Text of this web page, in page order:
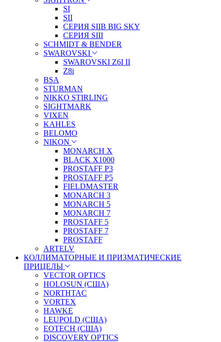
SI
SII
СЕРИЯ SIIB BIG SKY
СЕРИЯ SIII
SCHMIDT & BENDER
SWAROVSKI
SWAROVSKI Z6I II
Z8i
BSA
STURMAN
NIKKO STIRLING
SIGHTMARK
VIXEN
KAHLES
BELOMO
NIKON
MONARCH X
BLACK X1000
PROSTAFF P3
PROSTAFF P5
FIELDMASTER
MONARCH 3
MONARCH 5
MONARCH 7
PROSTAFF 5
PROSTAFF 7
PROSTAFF
ARTELV
КОЛЛИМАТОРНЫЕ И ПРИЗМАТИЧЕСКИЕ
ПРИЦЕЛЫ
VECTOR OPTICS
HOLOSUN (США)
NORTHTAC
VORTEX
HAWKE
LEUPOLD (США)
EOTECH (США)
DISCOVERY OPTICS